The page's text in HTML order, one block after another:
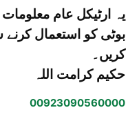
یہ ارٹیکل عام
بوٹی کو استعمال کرنے
کریں۔
حکیم کرامت اللہ
00923090560000